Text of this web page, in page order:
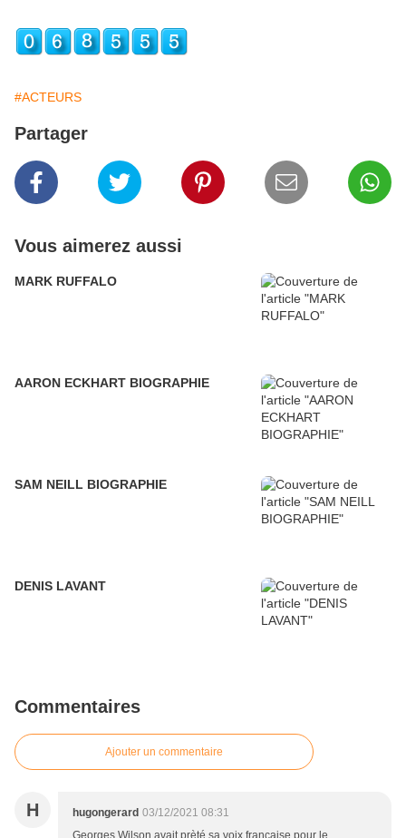
#ACTEURS
Partager
Vous aimerez aussi
MARK RUFFALO
AARON ECKHART BIOGRAPHIE
SAM NEILL BIOGRAPHIE
DENIS LAVANT
Commentaires
Ajouter un commentaire
H hugongerard 03/12/2021 08:31